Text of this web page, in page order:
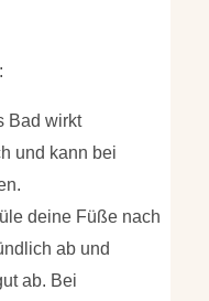
Bad wirkt
und kann bei
deine Füße nach
ab und
ab. Bei